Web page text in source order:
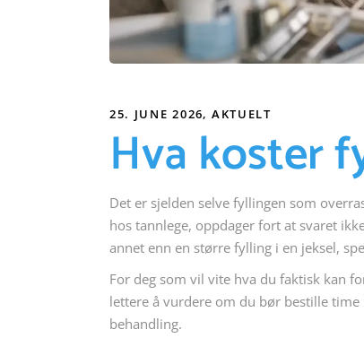
25. JUNE 2026 AKTUELT
Hva koster
Det er sjelden selve fyllingen som
hos tannlege, oppdager fort at svaret
annet enn en større fylling i en jeksel,
For deg som vil vite hva du faktisk kan
lettere å vurdere om du bør bestille
behandling.